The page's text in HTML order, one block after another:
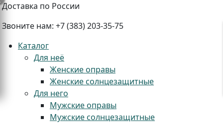
Доставка по России
Звоните нам: +7 (383) 203-35-75
Каталог
Для неё
Женские оправы
Женские солнцезащитные
Для него
Мужские оправы
Мужские солнцезащитные